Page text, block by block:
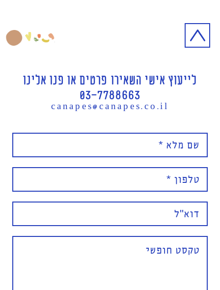
לייעוץ אישי השאירו פרטים או פנו אלינו
03-7788663
canapes@canapes.co.il